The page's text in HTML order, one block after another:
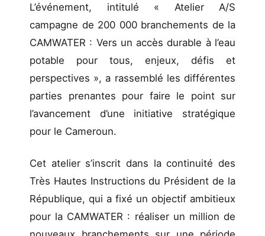
L’événement, intitulé « Atelier A/S
campagne de 200 000 branchements de la
CAMWATER : Vers un accès durable à l’eau
potable pour tous, enjeux, défis et
perspectives », a rassemblé les différentes
parties prenantes pour faire le point sur
l’avancement d’une initiative stratégique
pour le Cameroun.
Cet atelier s’inscrit dans la continuité des
Très Hautes Instructions du Président de la
République, qui a fixé un objectif ambitieux
pour la CAMWATER : réaliser un million de